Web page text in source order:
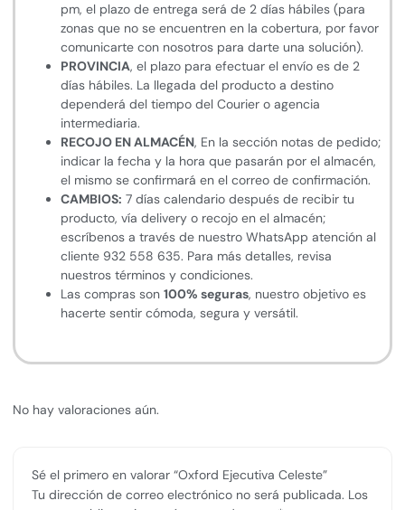
pm, el plazo de entrega será de 2 días hábiles (para
zonas que no se encuentren en la cobertura, por favor
comunicarte con nosotros para darte una solución).
PROVINCIA, el plazo para efectuar el envío es de 2
días hábiles. La llegada del producto a destino
dependerá del tiempo del Courier o agencia
intermediaria.
RECOJO EN ALMACÉN, En la sección notas de pedido;
indicar la fecha y la hora que pasarán por el almacén,
el mismo se confirmará en el correo de confirmación.
CAMBIOS: 7 días calendario después de recibir tu
producto, vía delivery o recojo en el almacén;
escríbenos a través de nuestro WhatsApp atención al
cliente 932 558 635. Para más detalles, revisa
nuestros términos y condiciones.
Las compras son 100% seguras, nuestro objetivo es
hacerte sentir cómoda, segura y versátil.
No hay valoraciones aún.
Sé el primero en valorar “Oxford Ejecutiva Celeste”
Tu dirección de correo electrónico no será publicada. Los